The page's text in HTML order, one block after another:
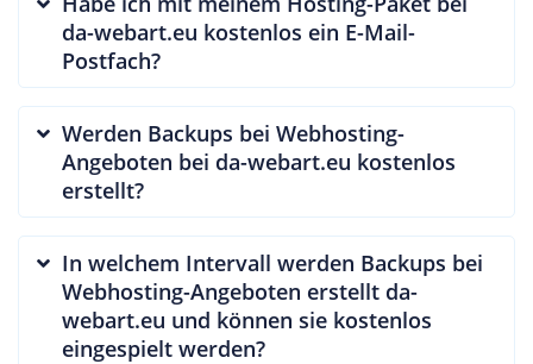
da-webart.eu kostenlos ein E-Mail-
Postfach?
Werden Backups bei Webhosting-
Angeboten bei da-webart.eu kostenlos
erstellt?
In welchem Intervall werden Backups bei
Webhosting-Angeboten erstellt da-
webart.eu und können sie kostenlos
eingespielt werden?